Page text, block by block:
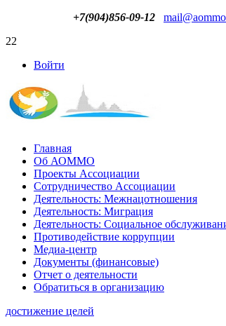
+7(904)856-09-12
22
Войти
Главная
Об АОММО
Проекты Ассоциации
Сотрудничество Ассоциации
Деятельность: Межнацотношения
Деятельность: Миграция
Деятельность: Социальное
Противодействие коррупции
Медиа-центр
Документы (финансовые)
Отчет о деятельности
Обратиться в организацию
достижение целей